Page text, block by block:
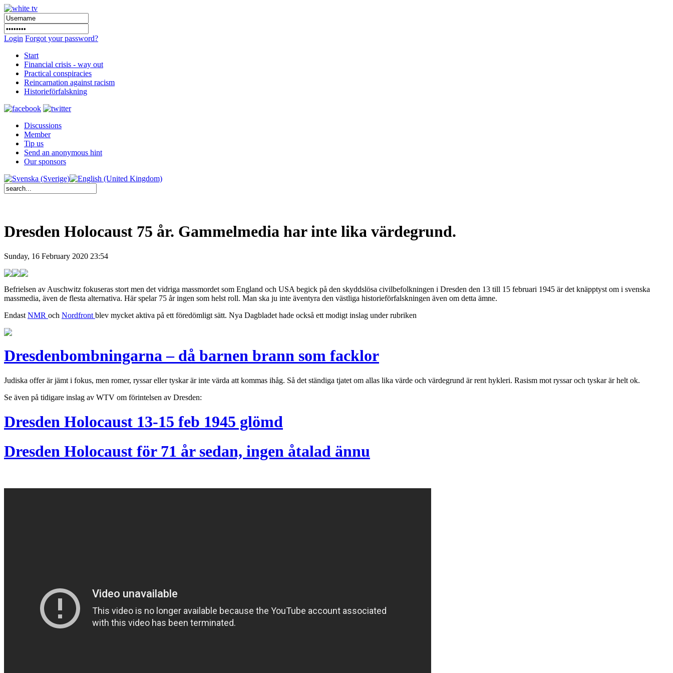
Login Forgot your password?
Start
Financial crisis - way out
Practical conspiracies
Reincarnation against racism
Historieförfalskning
Discussions
Member
Tip us
Send an anonymous hint
Our sponsors
Dresden Holocaust 75 år. Gammelmedia har inte lika värdegrund.
Sunday, 16 February 2020 23:54
Befrielsen av Auschwitz fokuseras stort men det vidriga massmordet som England och USA begick på den skyddslösa civilbefolkningen i Dresden den 13 till 15 februari 1945 är det knäpptyst om i svenska
massmedia, även de flesta alternativa. Här spelar 75 år ingen som helst roll. Man ska ju inte äventyra den västliga historieförfalskningen även om detta ämne.
Endast NMR och Nordfront blev mycket aktiva på ett föredömligt sätt. Nya Dagbladet hade också ett modigt inslag under rubriken
Dresdenbombningarna – då barnen brann som facklor
Judiska offer är jämt i fokus, men romer, ryssar eller tyskar är inte värda att kommas ihåg. Så det ständiga tjatet om allas lika värde och värdegrund är rent hykleri. Rasism mot ryssar och tyskar är helt ok.
Se även på tidigare inslag av WTV om förintelsen av Dresden:
Dresden Holocaust 13-15 feb 1945 glömd
Dresden Holocaust för 71 år sedan, ingen åtalad ännu